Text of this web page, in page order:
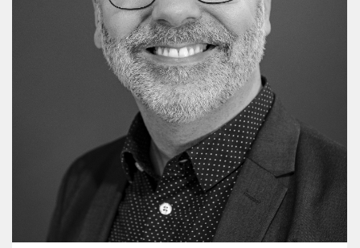
Dennis: Allround medewerker
optiek
Creatieve oplossingen bedenken. Advies